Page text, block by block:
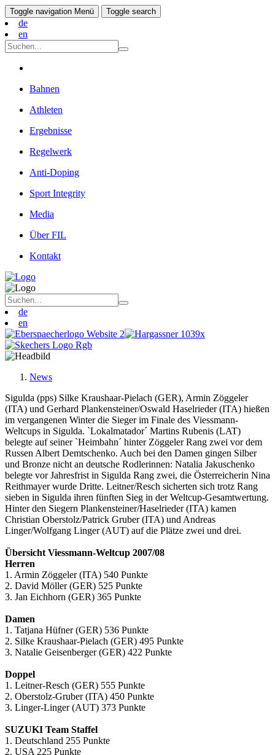
Toggle navigation Menü Toggle search
de
en
Bahnen
Athleten
Ergebnisse
Regelwerk
Anti-Doping
Sport Integrity
Media
Über FIL
Kontakt
de
en
News
Sigulda (pps) Silke Kraushaar-Pielach (GER), Armin Zöggeler
(ITA) und Gerhard Plankensteiner/Oswald Haselrieder (ITA) hießen
im vergangenen Winter die Sieger im Finale des Viessmann-
Weltcups in Sigulda. `Lokalmatador´ Martins Rubenis (LAT)
belegte auf seiner `Heimbahn´ hinter Zöggeler Rang zwei vor dem
Russen Albert Demtschenko. Auch bei den Damen gingen Silber
und Bronze nicht an deutsche Rodlerinnen: Natalia Jakuschenko
belegte vor Jahresfrist in Sigulda Rang zwei, die Österreicherin Nina
Reithmayer wurde Dritte. Leitner/Resch sicherten sich trotz Rang
sieben in Sigulda ihren fünften Sieg in der Weltcup-Gesamtwertung.
Hinter den Siegern Plankensteiner/Haselrieder (ITA) kamen
Christian Oberstolz/Patrick Gruber (ITA) und Andreas
Linger/Wolfgang Linger (AUT) auf die Plätze zwei und drei.
Übersicht Viessmann-Weltcup 2007/08
Herren
1. Armin Zöggeler (ITA) 540 Punkte
2. David Möller (GER) 525 Punkte
3. Jan Eichhorn (GER) 365 Punkte
Damen
1. Tatjana Hüfner (GER) 536 Punkte
2. Silke Kraushaar-Pielach (GER) 495 Punkte
3. Natalie Geisenberger (GER) 422 Punkte
Doppel
1. Leitner-Resch (GER) 555 Punkte
2. Oberstolz-Gruber (ITA) 450 Punkte
3. Linger-Linger (AUT) 373 Punkte
SUZUKI Team Staffel
1. Deutschland 255 Punkte
2. USA 225 Punkte